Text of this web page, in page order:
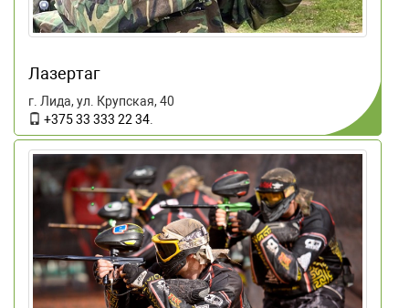
Лазертаг
г. Лида, ул. Крупская, 40
+375 33 333 22 34